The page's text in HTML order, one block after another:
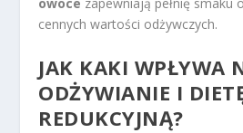
cennych wartości odżywczych.
JAK KAKI WPŁYWA
ODŻYWIANIE I
REDUKCYJNĄ?